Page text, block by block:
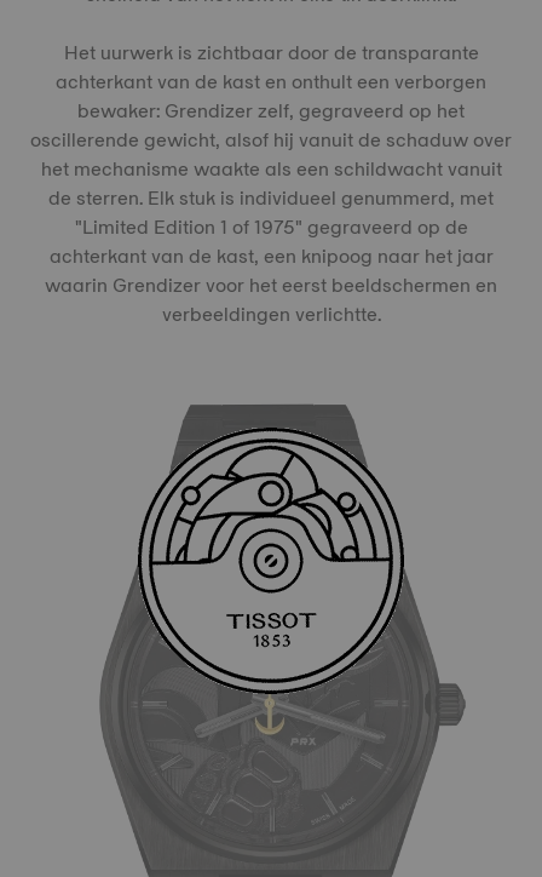
Het uurwerk is zichtbaar door de transparante
achterkant van de kast en onthult een verborgen
bewaker: Grendizer zelf, gegraveerd op het
oscillerende gewicht, alsof hij vanuit de schaduw over
het mechanisme waakte als een schildwacht vanuit
de sterren. Elk stuk is individueel genummerd, met
"Limited Edition 1 of 1975" gegraveerd op de
achterkant van de kast, een knipoog naar het jaar
waarin Grendizer voor het eerst beeldschermen en
verbeeldingen verlichtte.